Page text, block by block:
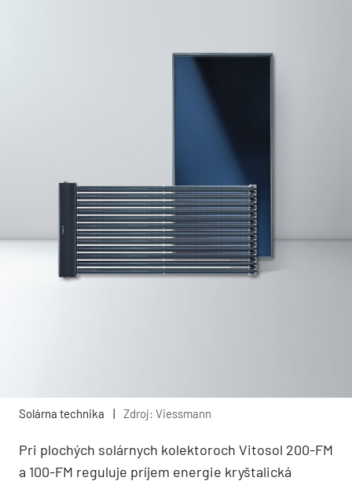
Solárna technika | Zdroj: Viessmann
Pri plochých solárnych kolektoroch Vitosol 200-FM
a 100-FM reguluje príjem energie kryštalická